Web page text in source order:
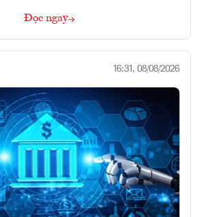
Đọc ngay
16:31, 08/08/2026